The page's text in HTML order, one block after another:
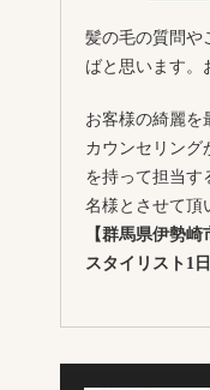
髪の毛の質問や
ばと思います。
お客様の綺麗を
カウンセリング
を持って担当す
名様とさせて頂
【群馬県伊勢
スタイリスト1